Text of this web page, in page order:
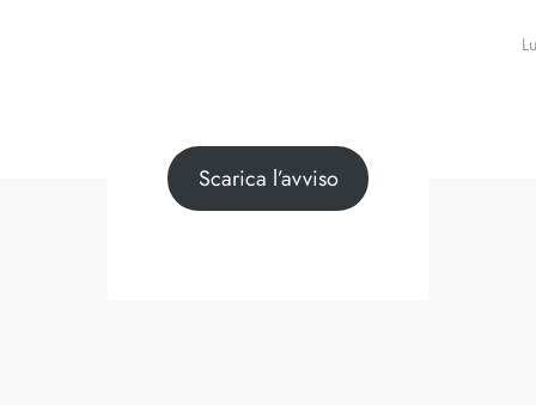
Scarica l’avviso